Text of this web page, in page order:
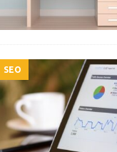
SEO